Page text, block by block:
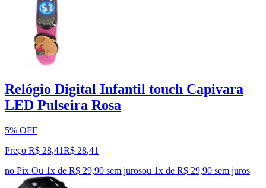
Relógio Digital Infantil touch Capivara
LED Pulseira Rosa
5% OFF
Preço R$ 28,41R$ 28,41
no Pix Ou 1x de R$ 29,90 sem jurosou 1x de R$ 29,90 sem juros